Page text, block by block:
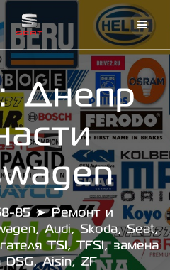
to
content
Днепр
85 ➤ Ремонт и
Audi, Skoda, Seat,
TSI, TFSI, замена
Aisin, ZF